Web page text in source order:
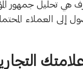
هي تحليل جمهور
إلى العملاء